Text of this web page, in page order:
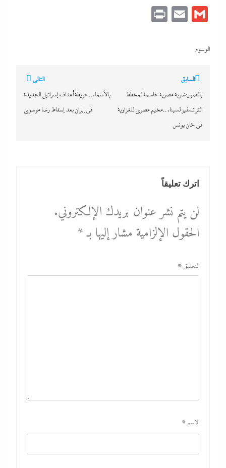
Gmail
Email
الوسوم
تصفّح
المقالات
السابق
بالصور:ضربة مصرية حاسمة لمخطط
الترانسفير لسيناء..مخيم مصري للغزاوية
في خان يونس
التالي
بالأسماء..خريطة أهداف إسرائيل الجديدة
في إيران بعد إسقاط رضا موسوي
اترك تعليقاً
لن يتم نشر عنوان بريدك الإلكتروني.
الحقول الإلزامية مشار إليها بـ*
التعليق *
الاسم *